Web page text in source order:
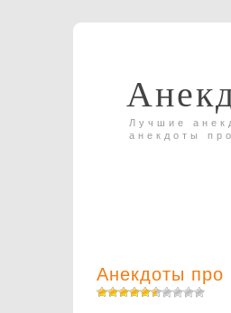
Лучшие
анекдоты
Анекдоты про